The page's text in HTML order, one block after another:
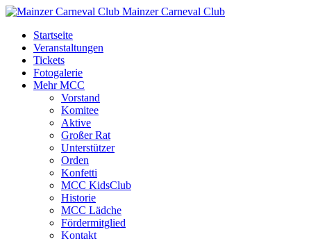
Mainzer Carneval Club
Startseite
Veranstaltungen
Tickets
Fotogalerie
Mehr MCC
Vorstand
Komitee
Aktive
Großer Rat
Unterstützer
Orden
Konfetti
MCC KidsClub
Historie
MCC Lädche
Fördermitglied
Kontakt